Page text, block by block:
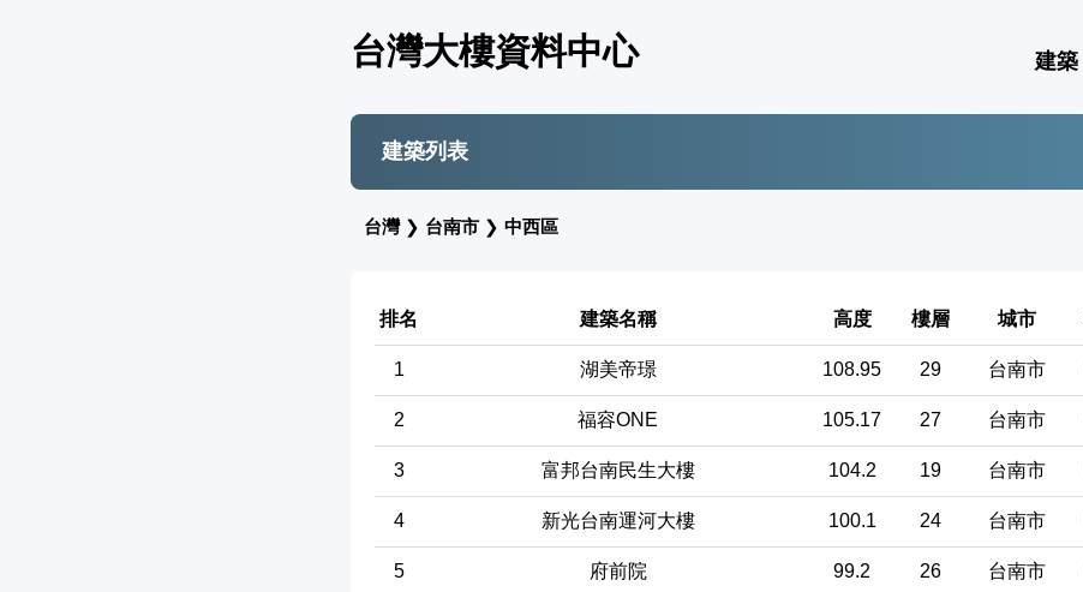
台灣大樓資料中心 建築
建築列表
台灣❯ 台南市 ❯ 中西區
排名 建築名稱 高度 樓層 城市
1 湖美帝璟 108.95 29 台南市
2 福容ONE 105.17 27 台南市
3 富邦台南民生大樓 104.2 19 台南市
4 新光台南運河大樓 100.1 24 台南市
5 府前院 99.2 26 台南市